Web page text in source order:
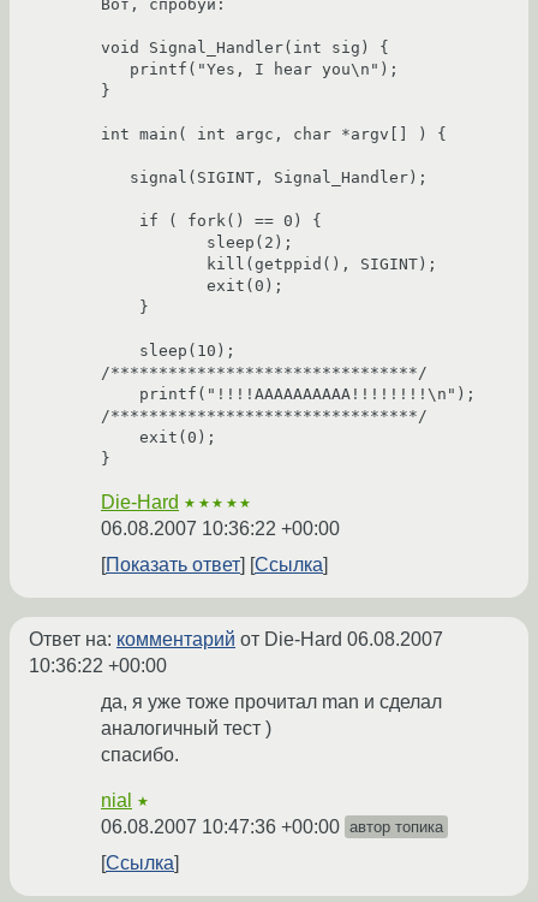
Вот, спробуй:
void Signal_Handler(int sig) {
}
int main( int argc, char *argv[] ) {
/********************************/
/********************************/
Die-Hard ★★★★★
06.08.2007 10:36:22 +00:00
Показать ответ
Ссылка
Ответ на: комментарий от Die-Hard 06.08.2007
10:36:22 +00:00
да, я уже тоже прочитал man и сделал
аналогичный тест )
спасибо.
nial ★
06.08.2007 10:47:36 +00:00 автор топика
Ссылка